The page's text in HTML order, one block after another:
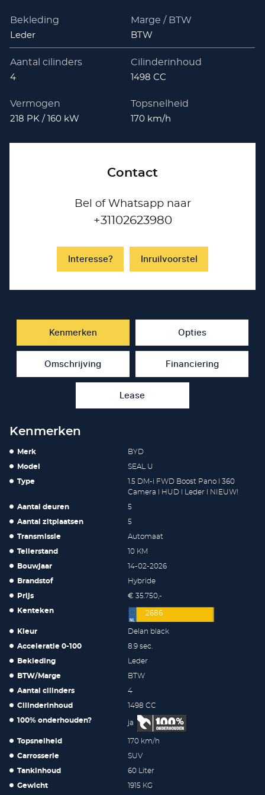
Bekleding
Leder
Marge / BTW
BTW
Aantal cilinders
4
Cilinderinhoud
1498 CC
Vermogen
218 PK / 160 kW
Topsnelheid
170 km/h
Contact
Bel of Whatsapp naar
+31102623980
Interesse? Inruilvoorstel
Kenmerken Opties
Omschrijving Financiering
Lease
Kenmerken
Merk BYD
Model SEAL U
Type
1.5 DM-i FWD Boost Pano l 360
Camera l HUD l Leder l NIEUW!
Aantal deuren 5
Aantal zitplaatsen 5
Transmissie Automaat
Tellerstand 10 KM
Bouwjaar 14-02-2026
Brandstof Hybride
Prijs € 35.750,-
Kenteken 2686
Kleur Delan black
Acceleratie 0-100 8.9 sec.
Bekleding Leder
BTW/Marge BTW
Aantal cilinders 4
Cilinderinhoud 1498 CC
100% onderhouden? ja
Topsnelheid 170 km/h
Carrosserie SUV
Tankinhoud 60 Liter
Gewicht 1915 KG